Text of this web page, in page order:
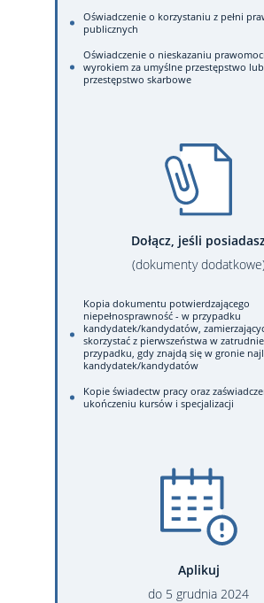
Oświadczenie o korzystaniu z pełni
publicznych
Oświadczenie o nieskazaniu
wyrokiem za umyślne przestępstwo
przestępstwo skarbowe
Dołącz, jeśli
(dokumenty
Kopia dokumentu potwierdzającego
niepełnosprawność - w przypadku
kandydatek/kandydatów,
skorzystać z pierwszeństwa w
przypadku, gdy znajdą się w gronie
kandydatek/kandydatów
Kopie świadectw pracy oraz
ukończeniu kursów i specjalizacji
Aplikuj
do 5 grudnia 2024